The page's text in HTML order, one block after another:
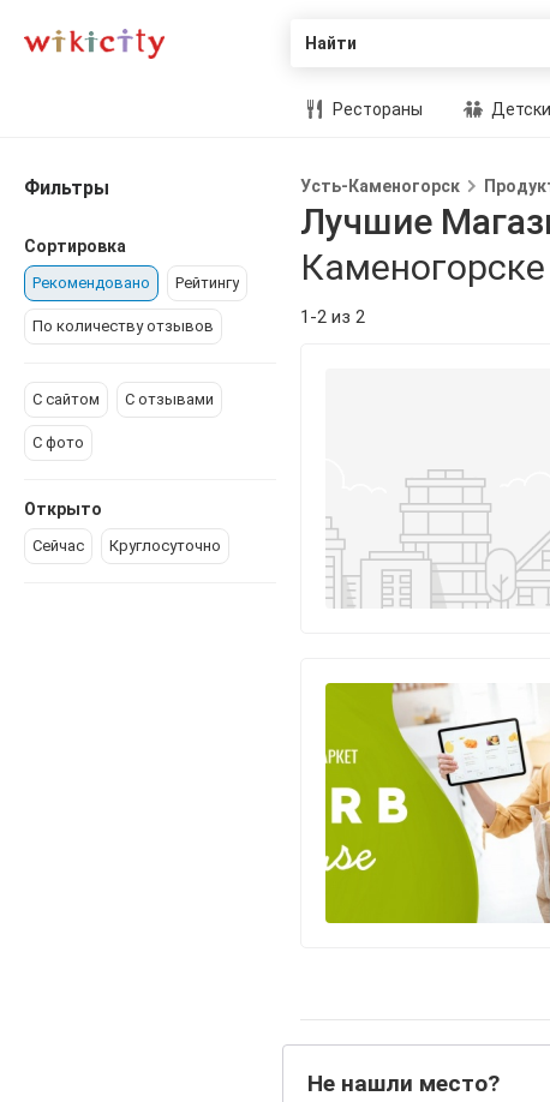
Найти
Рестораны
Фильтры
Сортировка
Рекомендовано Рейтингу
По количеству отзывов
С сайтом С отзывами
С фото
Открыто
Сейчас Круглосуточно
Усть-Каменогорск
Лучшие
Каменогорске
1-2 из 2
Не нашли место?